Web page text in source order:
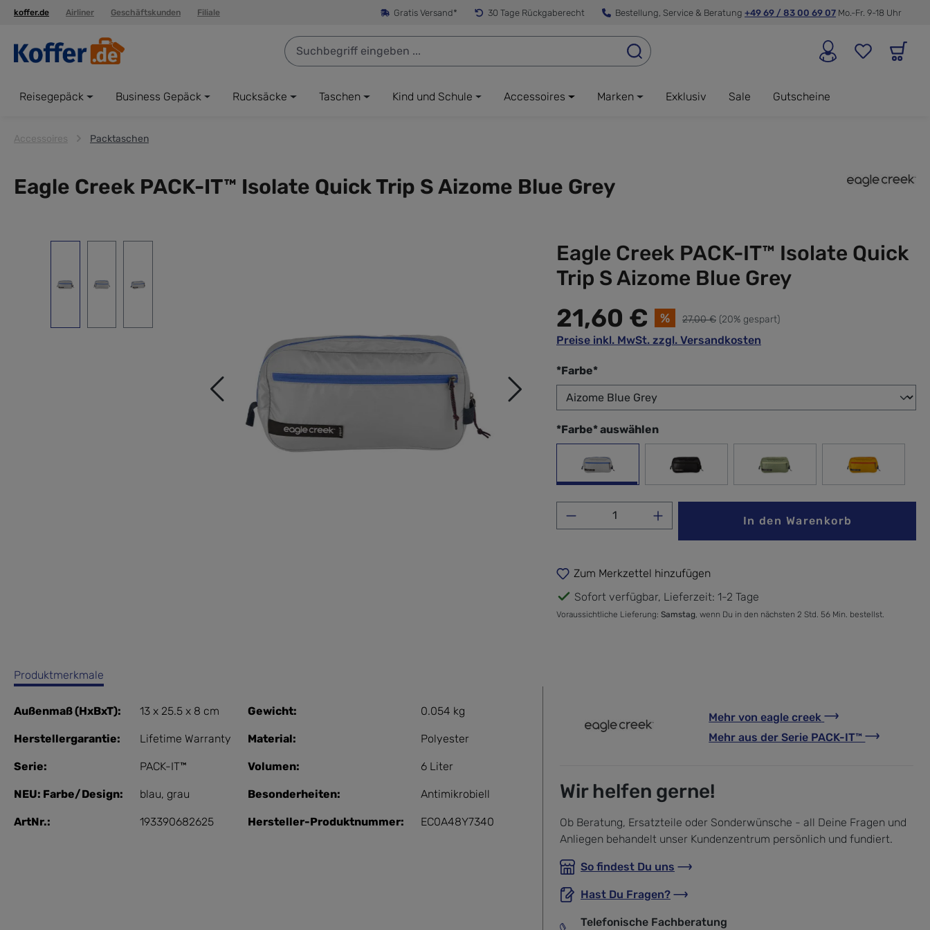
Zur Hauptnavigation springen
koffer.de Airliner Geschäftskunden Filiale Gratis Versand* 30 Tage Rückgaberecht Bestellung, Service & Beratung +49 69 / 83 00 69 07 Mo.-Fr. 9-18 Uhr
Reisegepäck Business Gepäck Rucksäcke Taschen Kind und Schule Accessoires Marken Exklusiv Sale Gutscheine
Accessoires Packtaschen
Eagle Creek PACK-IT™ Isolate Quick Trip S Aizome Blue Grey
Eagle Creek PACK-IT™ Isolate Quick
Trip S Aizome Blue Grey
21,60 € % 27,00 € (20% gespart)
Preise inkl. MwSt. zzgl. Versandkosten
*Farbe*auswählen
*Farbe* auswählen
Aizome Blue GreyBlack mossy green sahara
Produkt Anzahl: Gib den gewünschten Wert ein
In den Warenkorb
Zum Merkzettel hinzufügen
Sofort verfügbar, Lieferzeit: 1-2 Tage
Voraussichtliche Lieferung: Samstag , wenn Du in den nächsten 2 Std. 56 Min. bestellst.
Produktmerkmale
Außenmaß (HxBxT): 13 x 25.5 x 8 cm Gewicht: 0.054 kg
Herstellergarantie: Lifetime Warranty Material: Polyester
Serie: PACK-IT™ Volumen: 6 Liter
NEU: Farbe/Design: blau, grau Besonderheiten: Antimikrobiell
ArtNr.: 193390682625 Hersteller-Produktnummer: EC0A48Y7340
Mehr voneagle creek
Mehr aus der Serie PACK-IT™
Wir helfen gerne!
Ob Beratung, Ersatzteile oder Sonderwünsche - all Deine Fragen und
Anliegen behandelt unser Kundenzentrum persönlich und fundiert.
So findest Du uns
Hast Du Fragen?
Telefonische Fachberatung